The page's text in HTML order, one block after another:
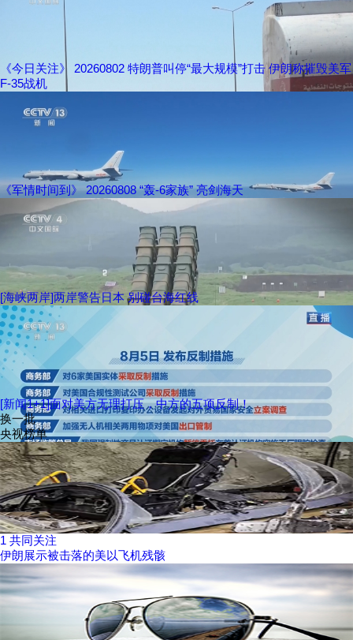
《今日关注》 20260802 特朗普叫停“最大规模”打击 伊朗称摧毁美军
F-35战机
《军情时间到》 20260808 “轰-6家族” 亮剑海天
[海峡两岸]两岸警告日本 别碰台海红线
[新闻1+1]面对美方无理打压，中方的五项反制！
换一批
央视榜单
1 共同关注
伊朗展示被击落的美以飞机残骸